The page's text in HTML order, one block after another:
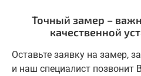
Точный замер –
качественной
Оставьте заявку на замер,
и наш специалист позвонит